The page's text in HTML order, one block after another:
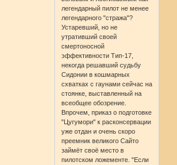
легендарный пилот не менее
легендарного "стража"?
Устаревший, но не
утративший своей
смертоносной
эффективности Тип-17,
некогда решавший судьбу
Сидонии в кошмарных
схватках с гаунами сейчас на
стоянке, выставленный на
всеобщее обозрение.
Впрочем, приказ о подготовке
"Цугумори" к расконсервации
уже отдан и очень скоро
преемник великого Сайто
займёт своё место в
пилотском ложементе. "Если